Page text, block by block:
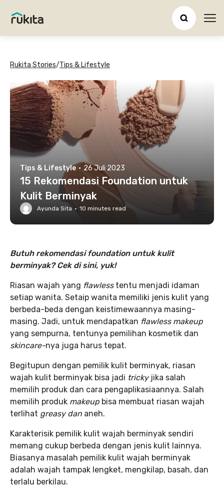
Rukita Stories/Tips & Lifestyle
Tips & Lifestyle · 26 Juli 2023
15 Rekomendasi Foundation untuk
Kulit Berminyak
Ayunda Sita · 10 minutes read
Butuh rekomendasi foundation untuk kulit
berminyak? Cek di sini, yuk!
Riasan wajah yang flawless tentu menjadi idaman
setiap wanita. Setaip wanita memiliki jenis kulit yang
berbeda-beda dengan keistimewaannya masing-
masing. Jadi, untuk mendapatkan flawless makeup
yang sempurna, tentunya pemilihan kosmetik dan
skincare-nya juga harus tepat.
Begitupun dengan pemilik kulit berminyak, riasan
wajah kulit berminyak bisa jadi tricky jika salah
memilih produk dan cara pengaplikasiaannya. Salah
memilih produk makeup bisa membuat riasan wajah
terlihat greasy dan aneh.
Karakterisik pemilik kulit wajah berminyak sendiri
memang cukup berbeda dengan jenis kulit lainnya.
Biasanya masalah pemilik kulit wajah berminyak
adalah wajah tampak lengket, mengkilap, basah, dan
terlalu berkilau.